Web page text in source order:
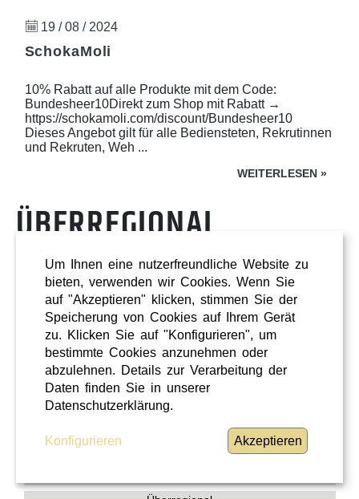
19 / 08 / 2024
SchokaMoli
10% Rabatt auf alle Produkte mit dem Code:
Bundesheer10Direkt zum Shop mit Rabatt →
https://schokamoli.com/discount/Bundesheer10
Dieses Angebot gilt für alle Bediensteten, Rekrutinnen
und Rekruten, Weh ...
WEITERLESEN »
ÜBERREGIONAL
Um Ihnen eine nutzerfreundliche Website zu
bieten, verwenden wir Cookies. Wenn Sie
auf "Akzeptieren" klicken, stimmen Sie der
Speicherung von Cookies auf Ihrem Gerät
zu. Klicken Sie auf "Konfigurieren", um
bestimmte Cookies anzunehmen oder
abzulehnen. Details zur Verarbeitung der
Daten finden Sie in unserer
Datenschutzerklärung.
Konfigurieren Akzeptieren